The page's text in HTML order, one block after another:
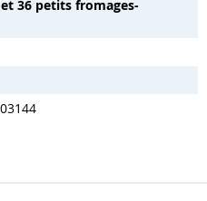
36 petits fromages-